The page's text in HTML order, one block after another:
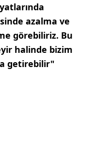
azalma ve
görebiliriz. Bu
halinde bizim
getirebilir"